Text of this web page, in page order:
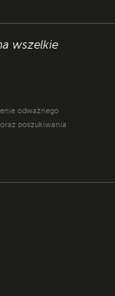
wszelkie
odważnego
poszukiwania